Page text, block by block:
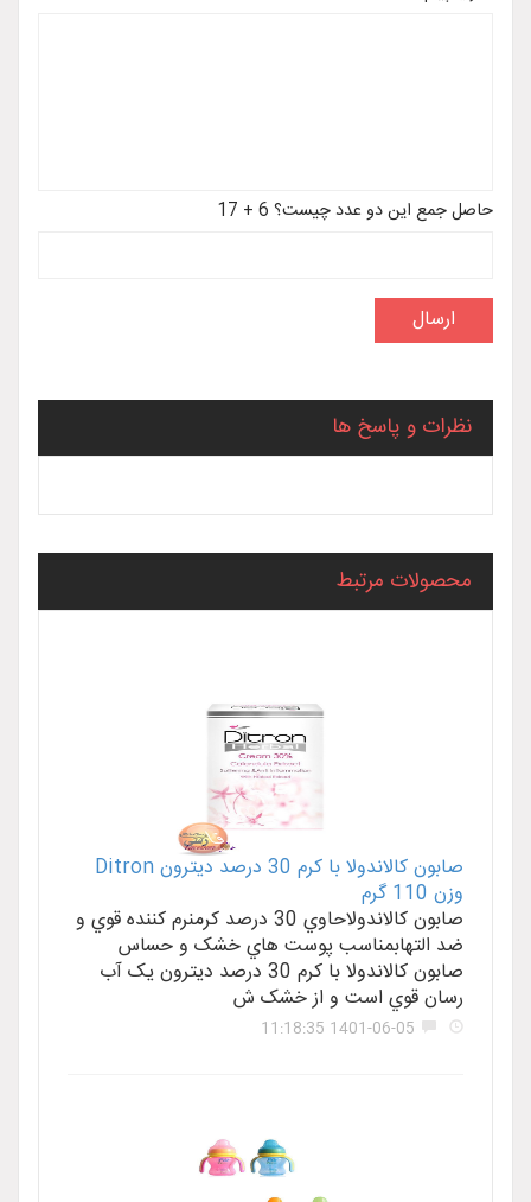
حاصل جمع این دو عدد چیست؟ 6 + 17
نظرات و پاسخ ها
محصولات مرتبط
صابون کالاندولا با کرم 30 درصد ديترون Ditron
وزن 110 گرم
صابون کالاندولاحاوي 30 درصد کرمنرم کننده قوي و
ضد التهابمناسب پوست هاي خشک و حساس
صابون کالاندولا با کرم 30 درصد ديترون يک آب
رسان قوي است و از خشک ش
1401-06-05 11:18:35